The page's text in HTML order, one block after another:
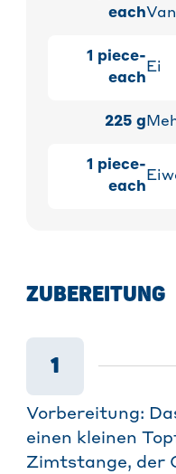
each
1 piece-
each
Ei
225 g
1 piece-
each
ZUBEREITUNG
1
Vorbereitung:
einen kleinen
Zimtstange, der